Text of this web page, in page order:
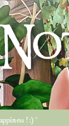
! :) *